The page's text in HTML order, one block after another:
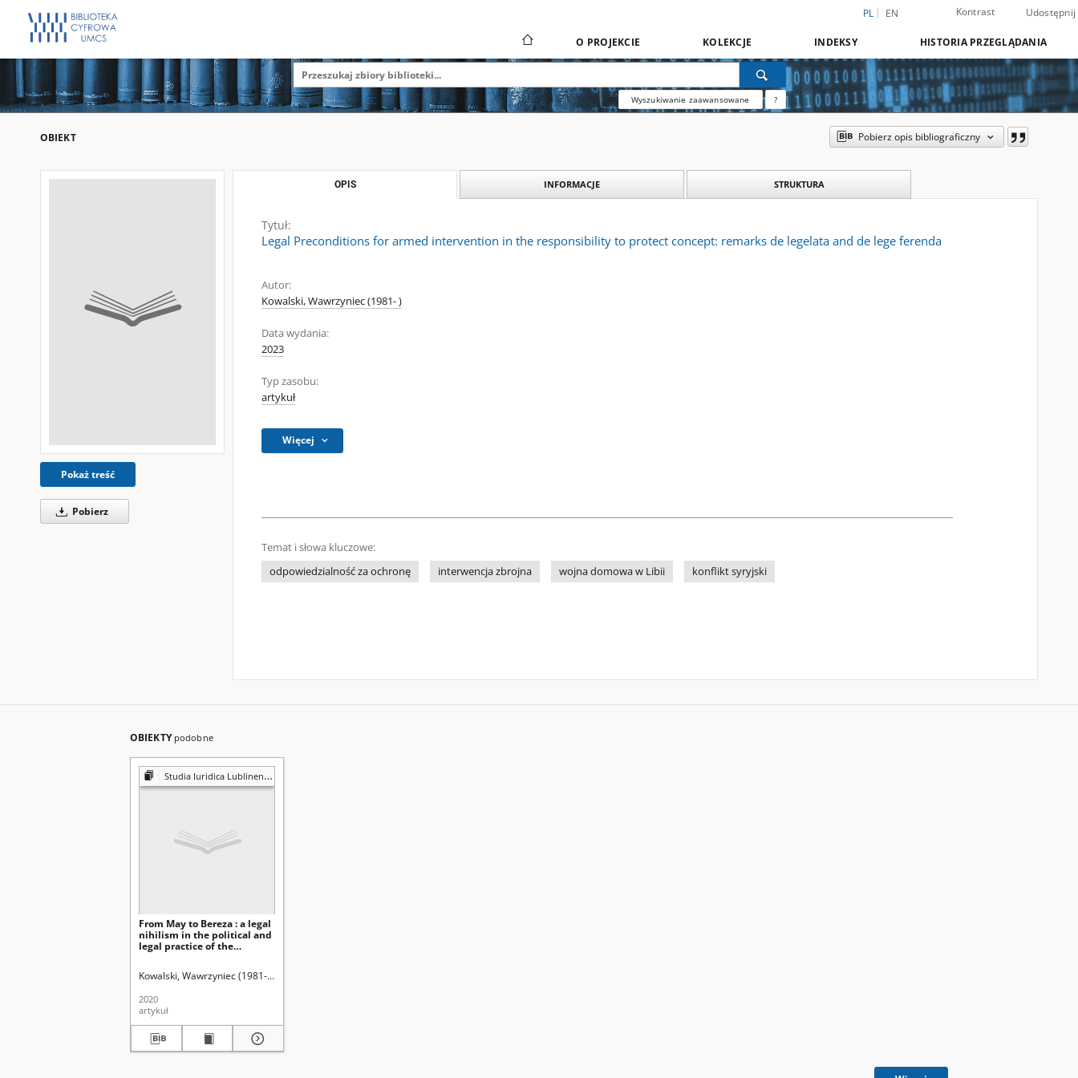
PL EN Kontrast Udostępnij
O PROJEKCIE KOLEKCJE INDEKSY HISTORIA PRZEGLĄDANIA
Wyszukiwanie zaawansowane ?
OBIEKT Pobierz opis bibliograficzny
Pokaż treść
Pobierz
OPIS INFORMACJE STRUKTURA
Tytuł:
Legal Preconditions for armed intervention in the responsibility to protect concept: remarks de legelata and de lege ferenda
Autor:
Kowalski, Wawrzyniec (1981- )
Data wydania:
2023
Typ zasobu:
artykuł
Więcej
Temat i słowa kluczowe:
odpowiedzialność za ochronę
interwencja zbrojna wojna domowa w Libii konflikt syryjski
OBIEKTY podobne
Studia Iuridica Lublinensia
From May to Bereza : a legal
nihilism in the political and
legal practice of the
Kowalski, Wawrzyniec (1981- ).
2020
artykuł